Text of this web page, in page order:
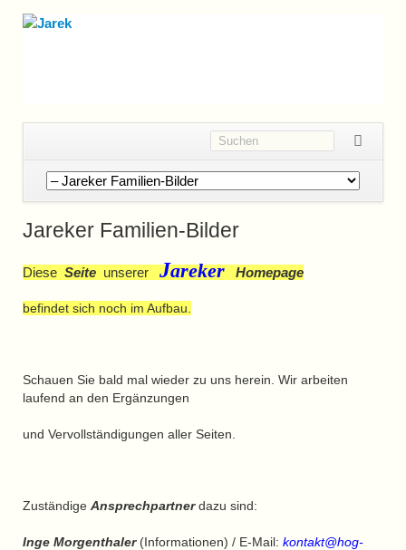
Navigation
überspringen
Jareker Familien-Bilder
DieseSeite unserer JarekerHomepage
befindet sich noch im Aufbau.
Schauen Sie bald mal wieder zu uns herein. Wir arbeiten
laufend an den Ergänzungen
und Vervollständigungen aller Seiten.
Zuständige Ansprechpartnerdazu sind:
Inge Morgenthaler(Informationen) / E-Mail: kontakt@hog-